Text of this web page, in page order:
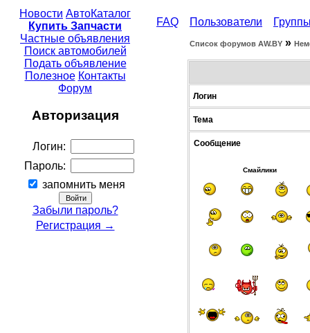
Новости АвтоКаталог
Купить Запчасти
Частные объявления
Поиск автомобилей
Подать объявление
Полезное Контакты
Форум
Авторизация
Логин:
Пароль:
запомнить меня
Забыли пароль?
Регистрация →
FAQ Пользователи
Список форумов АW.BY »
Логин
Тема
Сообщение
Смайлики